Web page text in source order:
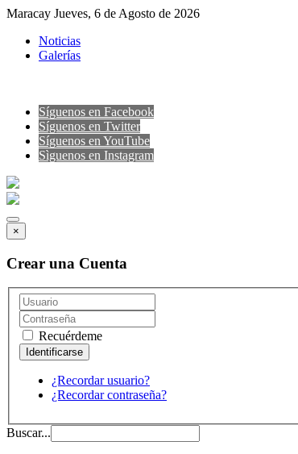
Maracay Jueves, 6 de Agosto de 2026
Noticias
Galerías
Síguenos en Facebook
Síguenos en Twitter
Síguenos en YouTube
Sìguenos en Instagram
×
Crear una Cuenta
Recuérdeme
¿Recordar usuario?
¿Recordar contraseña?
Buscar...